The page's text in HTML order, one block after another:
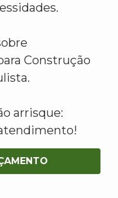
Construção
arrisque: